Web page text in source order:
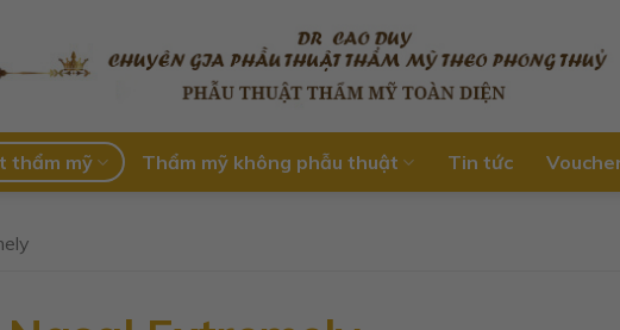
thẩm mỹ Thẩm mỹ không phẫu thuật Tin tức